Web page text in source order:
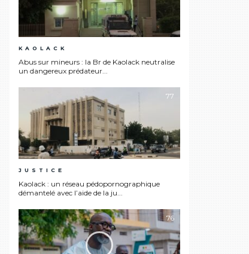
KAOLACK
Abus sur mineurs : la Br de Kaolack neutralise
un dangereux prédateur...
77
JUSTICE
Kaolack : un réseau pédopornographique
démantelé avec l’aide de la ju...
76